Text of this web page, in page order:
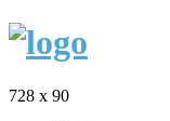
728 x 90